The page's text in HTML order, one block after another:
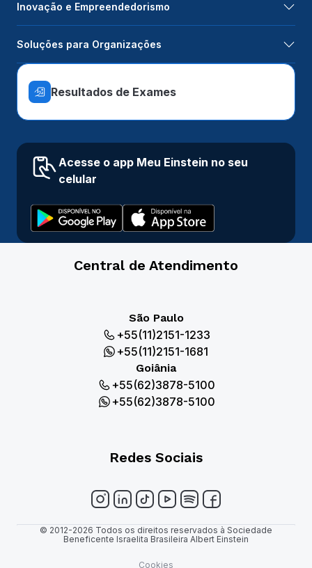
Inovação e Empreendedorismo
Soluções para Organizações
Resultados de Exames
Acesse o app Meu Einstein no seu
celular
Central de Atendimento
São Paulo
+55(11)2151-1233
+55(11)2151-1681
Goiânia
+55(62)3878-5100
+55(62)3878-5100
Redes Sociais
© 2012-2026 Todos os direitos reservados à Sociedade
Beneficente Israelita Brasileira Albert Einstein
Cookies